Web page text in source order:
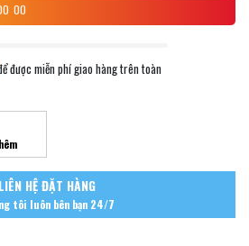
00
được miễn phí giao hàng trên toàn
LIÊN HỆ ĐẶT HÀNG
tôi luôn bên bạn 24/7